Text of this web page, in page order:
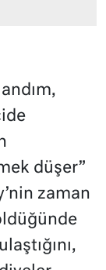
düşer”
zaman